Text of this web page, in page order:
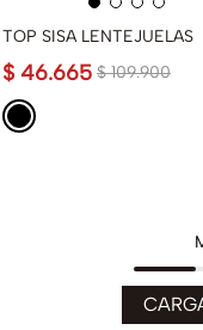
TOP SISA LENTEJUELAS
$ 109.900
$ 46.665